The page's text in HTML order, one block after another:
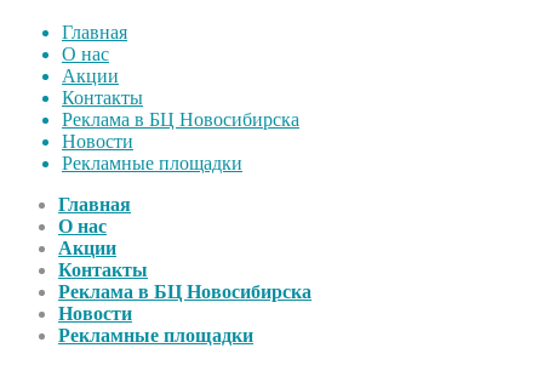
Главная
О нас
Акции
Контакты
Реклама в БЦ Новосибирска
Новости
Рекламные площадки
Главная
О нас
Акции
Контакты
Реклама в БЦ Новосибирска
Новости
Рекламные площадки